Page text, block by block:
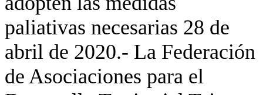
paliativas necesarias 28 de
abril de 2020.- La Federación
de Asociaciones para el